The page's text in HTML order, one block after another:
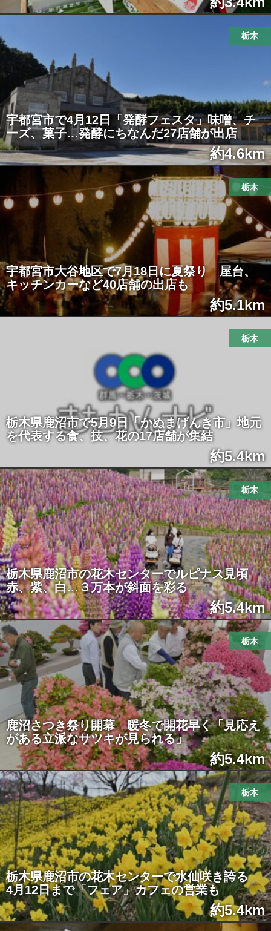
栃木
宇都宮市で4月12日「発酵フェスタ」味噌、チ
ーズ、菓子…発酵にちなんだ27店舗が出店
約4.6km
栃木
宇都宮市大谷地区で7月18日に夏祭り 屋台、
キッチンカーなど40店舗の出店も
約5.1km
栃木
栃木県鹿沼市で5月9日「かぬまげんき市」地元
を代表する食、技、花の17店舗が集結
約5.4km
栃木
栃木県鹿沼市の花木センターでルピナス見頃
赤、紫、白…３万本が斜面を彩る
約5.4km
栃木
鹿沼さつき祭り開幕 暖冬で開花早く「見応え
がある立派なサツキが見られる」
約5.4km
栃木
栃木県鹿沼市の花木センターで水仙咲き誇る
4月12日まで「フェア」カフェの営業も
約5.4km